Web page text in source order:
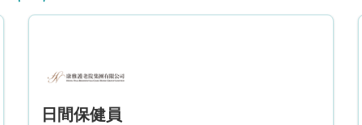
日間保健員